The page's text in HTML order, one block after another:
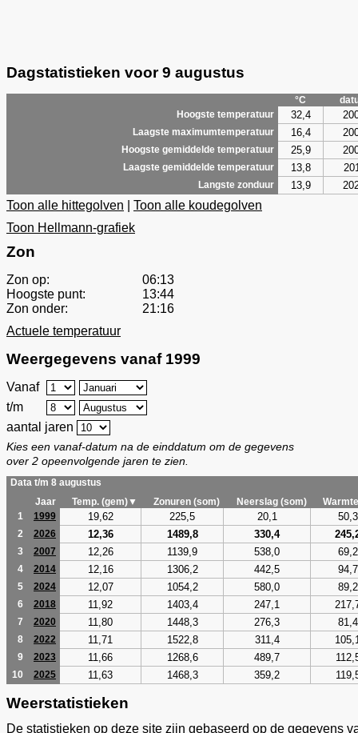
Dagstatistieken voor 9 augustus
°C
Hoogste temperatuur
32,4
Laagste maximumtemperatuur 16,4
Hoogste gemiddelde temperatuur 25,9
Laagste gemiddelde temperatuur 13,8
Langste zonduur 13,9
Toon alle hittegolven
Toon alle koudegolven
Toon Hellmann-grafiek
Zon
Zon op:
06:13
Hoogste punt:
13:44
Zon onder:
21:16
Actuele temperatuur
Weergegevens vanaf 1999
Vanaf
t/m
aantal jaren
Kies een vanaf-datum na de einddatum om de gegevens
over 2 opeenvolgende jaren te zien.
Data t/m 8 augustus
Jaar
Temp. (gem)▼ Zonuren (som) Neerslag (som)
1
1999 19,62 225,5 20,1 50,3
2 2026 12,36 1489,8 330,4
3 2007 12,26 1139,9 538,0 69,2
4 2014 12,16 1306,2 442,5 94,7
5 2024 12,07 1054,2 580,0 89,2
6 2018 11,92 1403,4 247,1
7 2020 11,80 1448,3 276,3 81,4
8 2022 11,71 1522,8 311,4
9 2023 11,66 1268,6 489,7
10 2025 11,63 1468,3 359,2
Weerstatistieken
De statistieken op deze site zijn gebaseerd op de gegevens